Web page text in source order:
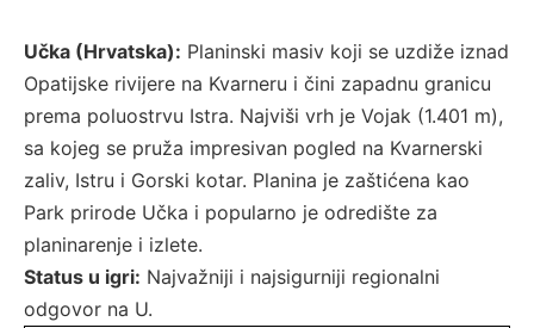
Učka (Hrvatska): Planinski masiv koji se uzdiže iznad
Opatijske rivijere na Kvarneru i čini zapadnu granicu
prema poluostrvu Istra. Najviši vrh je Vojak (1.401 m),
sa kojeg se pruža impresivan pogled na Kvarnerski
zaliv, Istru i Gorski kotar. Planina je zaštićena kao
Park prirode Učka i popularno je odredište za
planinarenje i izlete.
Status u igri: Najvažniji i najsigurniji regionalni
odgovor na U.